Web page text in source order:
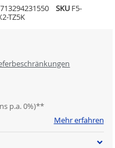
SKU F5-
TZ5K
p.a. 0%)**
Mehr erfahren